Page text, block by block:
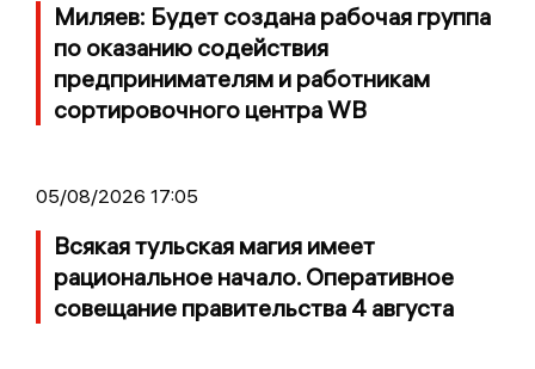
Миляев: Будет создана рабочая группа
по оказанию содействия
предпринимателям и работникам
сортировочного центра WB
05/08/2026 17:05
Всякая тульская магия имеет
рациональное начало. Оперативное
совещание правительства 4 августа